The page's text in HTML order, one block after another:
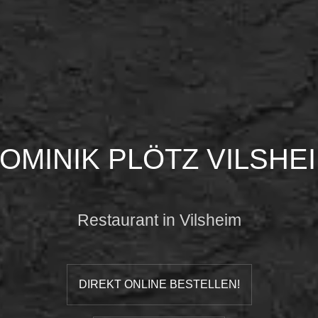
PLÖTZ
Restaurant in Vilsheim
DIREKT ONLINE BESTELLEN!